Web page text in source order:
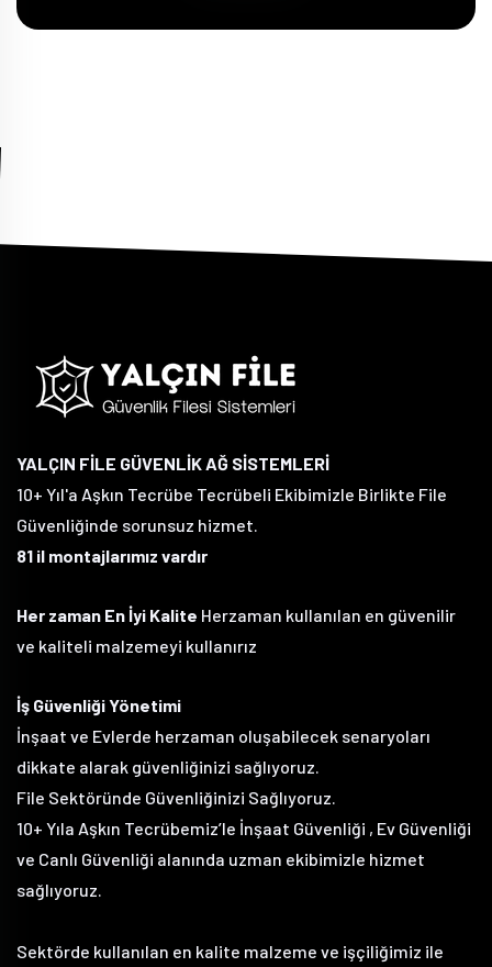
YALÇIN FİLE GÜVENLİK AĞ SİSTEMLERİ
10+ Yıl'a Aşkın Tecrübe Tecrübeli Ekibimizle Birlikte File
Güvenliğinde sorunsuz hizmet.
81 il montajlarımız vardır
Her zaman En İyi Kalite Herzaman kullanılan en güvenilir
ve kaliteli malzemeyi kullanırız
İş Güvenliği Yönetimi
İnşaat ve Evlerde herzaman oluşabilecek senaryoları
dikkate alarak güvenliğinizi sağlıyoruz.
File Sektöründe Güvenliğinizi Sağlıyoruz.
10+ Yıla Aşkın Tecrübemiz’le İnşaat Güvenliği , Ev Güvenliği
ve Canlı Güvenliği alanında uzman ekibimizle hizmet
sağlıyoruz.
Sektörde kullanılan en kalite malzeme ve işçiliğimiz ile